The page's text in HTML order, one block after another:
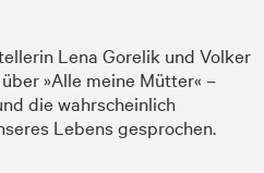
Lena Gorelik und Volker
»Alle meine Mütter« –
die wahrscheinlich
Lebens gesprochen.